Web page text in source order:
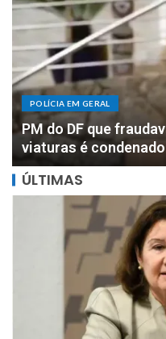
POLÍCIA EM GERAL
DOIS MILHÕES: PF
motorista de
ÚLTIMAS